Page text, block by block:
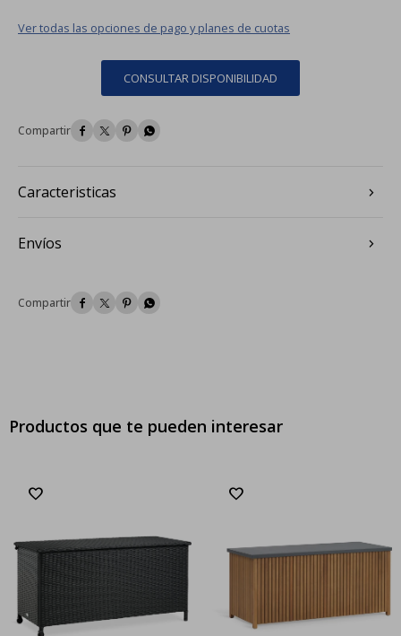
Ver todas las opciones de pago y planes de cuotas
CONSULTAR DISPONIBILIDAD
   
Caracteristicas
Envíos
   
Productos que te pueden interesar